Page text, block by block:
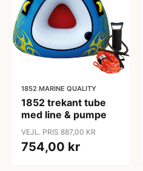
1852 MARINE QUALITY
1852 trekant tube
med line & pumpe
VEJL. PRIS 887,00 KR
754,00 kr